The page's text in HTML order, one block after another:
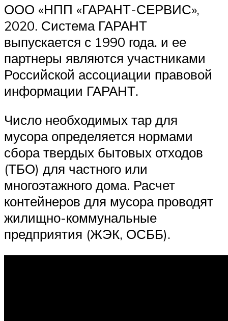
ООО «НПП «ГАРАНТ-СЕРВИС»,
2020. Система ГАРАНТ
выпускается с 1990 года. и ее
партнеры являются участниками
Российской ассоциации правовой
информации ГАРАНТ.
Число необходимых тар для
мусора определяется нормами
сбора твердых бытовых отходов
(ТБО) для частного или
многоэтажного дома. Расчет
контейнеров для мусора проводят
жилищно-коммунальные
предприятия (ЖЭК, ОСББ).